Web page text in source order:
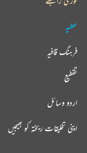
عطیہ
فرہنگ قافیہ
تقطیع
اردو وسائل
اپنی تخلیقات ریختہ کو بھیجیں